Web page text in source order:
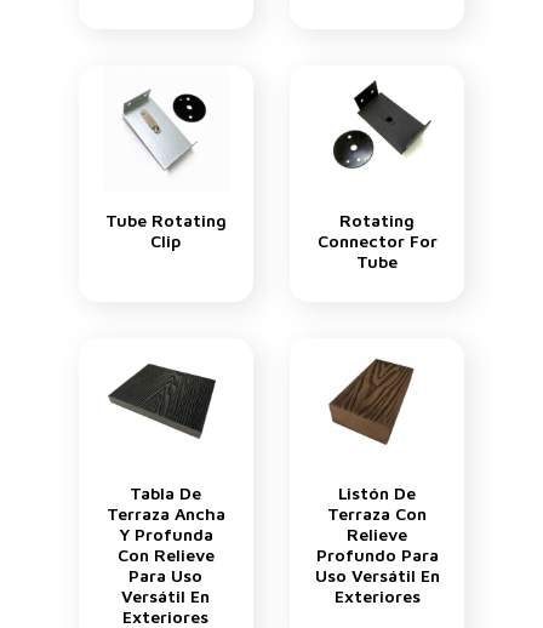
Tube Rotating
Clip
Rotating
Connector For
Tube
Tabla De
Terraza Ancha
Y Profunda
Con Relieve
Para Uso
Versátil En
Exteriores
Listón De
Terraza Con
Relieve
Profundo Para
Uso Versátil En
Exteriores